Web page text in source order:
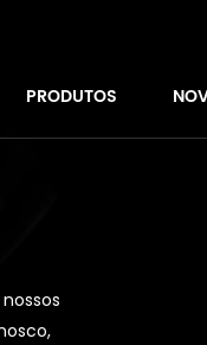
PRODUTOS